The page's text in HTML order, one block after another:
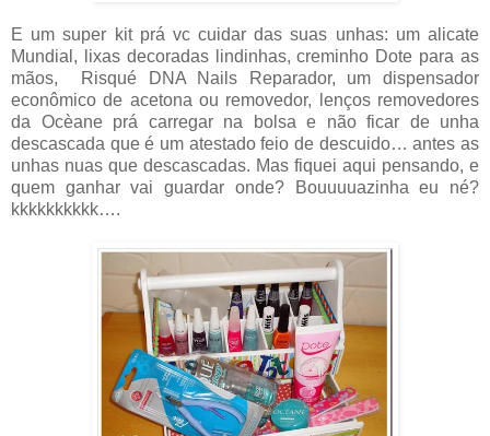
E um super kit prá vc cuidar das suas unhas: um alicate
Mundial, lixas decoradas lindinhas, creminho Dote para as
mãos, Risqué DNA Nails Reparador, um dispensador
econômico de acetona ou removedor, lenços removedores
da Ocèane prá carregar na bolsa e não ficar de unha
descascada que é um atestado feio de descuido… antes as
unhas nuas que descascadas. Mas fiquei aqui pensando, e
quem ganhar vai guardar onde? Bouuuuazinha eu né?
kkkkkkkkkk….